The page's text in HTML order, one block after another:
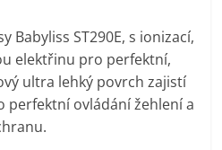
Babyliss ST290E, s ionizací,
elektřinu pro perfektní,
ultra lehký povrch zajistí
perfektní ovládání žehlení a